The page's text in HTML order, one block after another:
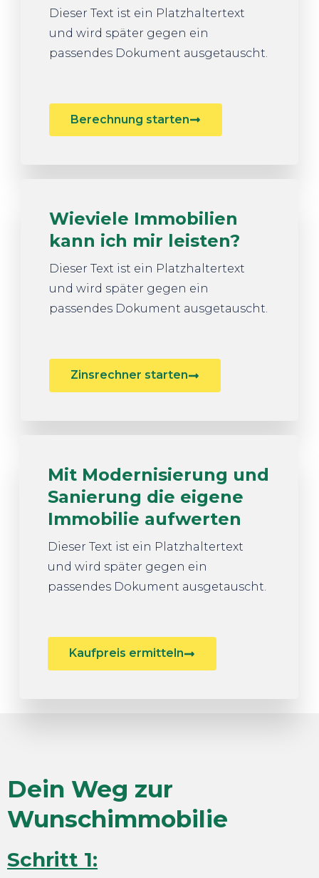
Dieser Text ist ein Platzhaltertext
und wird später gegen ein
passendes Dokument ausgetauscht.
Berechnung starten
Wieviele Immobilien
kann ich mir leisten?
Dieser Text ist ein Platzhaltertext
und wird später gegen ein
passendes Dokument ausgetauscht.
Zinsrechner starten
Mit Modernisierung und
Sanierung die eigene
Immobilie aufwerten
Dieser Text ist ein Platzhaltertext
und wird später gegen ein
passendes Dokument ausgetauscht.
Kaufpreis ermitteln
Dein Weg zur
Wunschimmobilie
Schritt 1: